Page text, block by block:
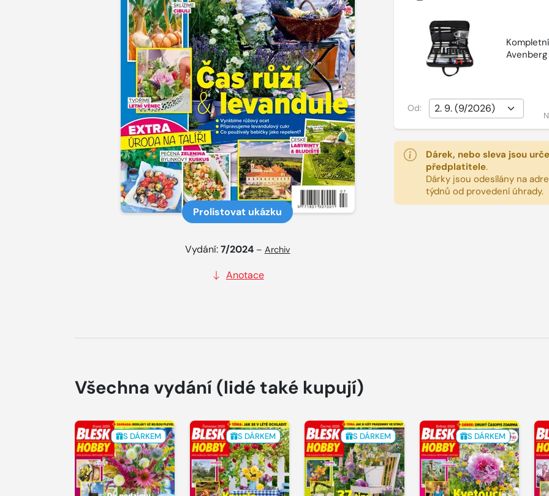
Prolistovat ukázku
Vydání:7/2024 – Archiv
Anotace
Avenberg
Od:
Dárek, nebo sleva jsou
předplatitele.
Dárky jsou odesílány na
týdnů od provedení úhrady.
Všechna vydání (lidé také kupují)
S DÁRKEM S DÁRKEM S DÁRKEM S DÁRKEM